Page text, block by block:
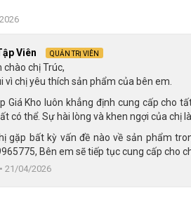
Viên QUẢN TRỊ VIÊN
chào chị Trúc,
vì chị yêu thích sản phẩm của bên em.
Giá Kho luôn khẳng định cung cấp cho
có thể. Sự hài lòng và khen ngợi của chị
gặp bất kỳ vấn đề nào về sản phẩm
Bên em sẽ tiếp tục cung cấp cho
• 21/04/2026